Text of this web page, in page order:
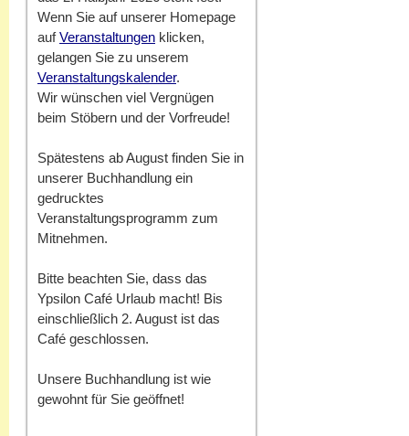
Wenn Sie auf unserer Homepage
aufVeranstaltungen klicken,
gelangen Sie zu unserem
Veranstaltungskalender.
Wir wünschen viel Vergnügen
beim Stöbern und der Vorfreude!
Spätestens ab August finden Sie in
unserer Buchhandlung ein
gedrucktes
Veranstaltungsprogramm zum
Mitnehmen.
Bitte beachten Sie, dass das
Ypsilon Café Urlaub macht! Bis
einschließlich 2. August ist das
Café geschlossen.
Unsere Buchhandlung ist wie
gewohnt für Sie geöffnet!